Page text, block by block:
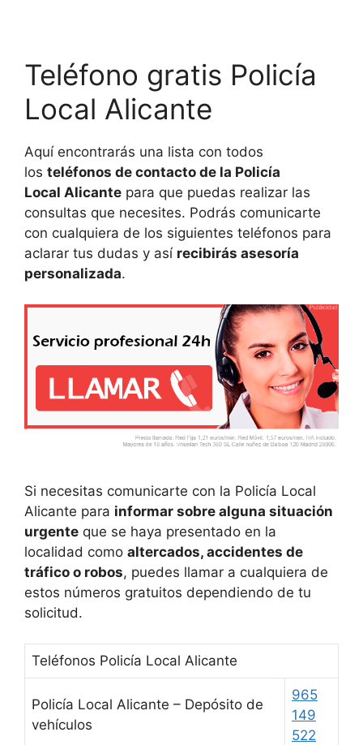
Teléfono gratis Policía
Local Alicante
Aquí encontrarás una lista con todos
los teléfonos de contacto de la Policía
Local Alicante para que puedas realizar las
consultas que necesites. Podrás comunicarte
con cualquiera de los siguientes teléfonos para
aclarar tus dudas y así recibirás asesoría
personalizada.
Si necesitas comunicarte con la Policía Local
Alicante para informar sobre alguna situación
urgente que se haya presentado en la
localidad como altercados, accidentes de
tráfico o robos, puedes llamar a cualquiera de
estos números gratuitos dependiendo de tu
solicitud.
Teléfonos Policía Local Alicante
Policía Local Alicante – Depósito de
vehículos
965
149
522